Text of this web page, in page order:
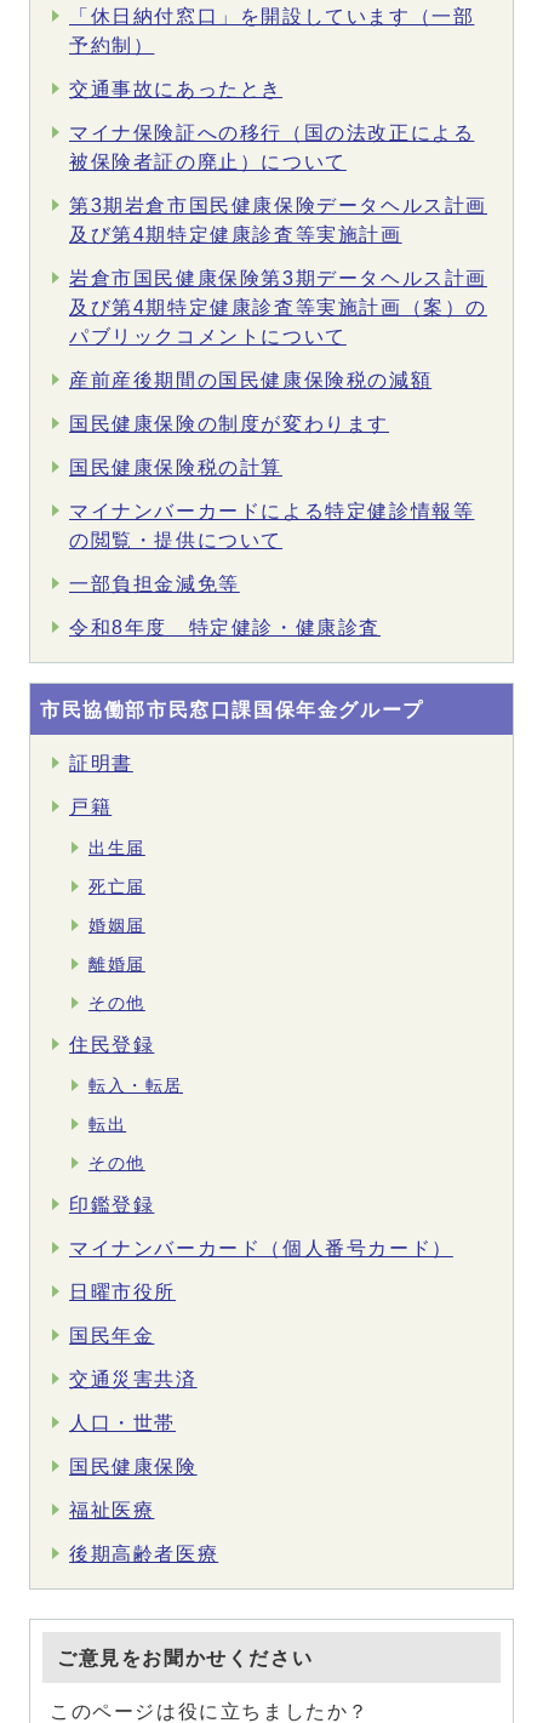
「休日納付窓口」を開設しています（一部
予約制）
交通事故にあったとき
マイナ保険証への移行（国の法改正による
被保険者証の廃止）について
第3期岩倉市国民健康保険データヘルス計画
及び第4期特定健康診査等実施計画
岩倉市国民健康保険第3期データヘルス計画
及び第4期特定健康診査等実施計画（案）の
パブリックコメントについて
産前産後期間の国民健康保険税の減額
国民健康保険の制度が変わります
国民健康保険税の計算
マイナンバーカードによる特定健診情報等
の閲覧・提供について
一部負担金減免等
令和8年度 特定健診・健康診査
市民協働部市民窓口課国保年金グループ
証明書
戸籍
出生届
死亡届
婚姻届
離婚届
その他
住民登録
転入・転居
転出
その他
印鑑登録
マイナンバーカード（個人番号カード）
日曜市役所
国民年金
交通災害共済
人口・世帯
国民健康保険
福祉医療
後期高齢者医療
ご意見をお聞かせください
このページは役に立ちましたか？